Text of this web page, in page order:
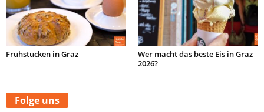
Frühstücken in Graz
Wer macht das beste Eis in Graz
2026?
Folge uns